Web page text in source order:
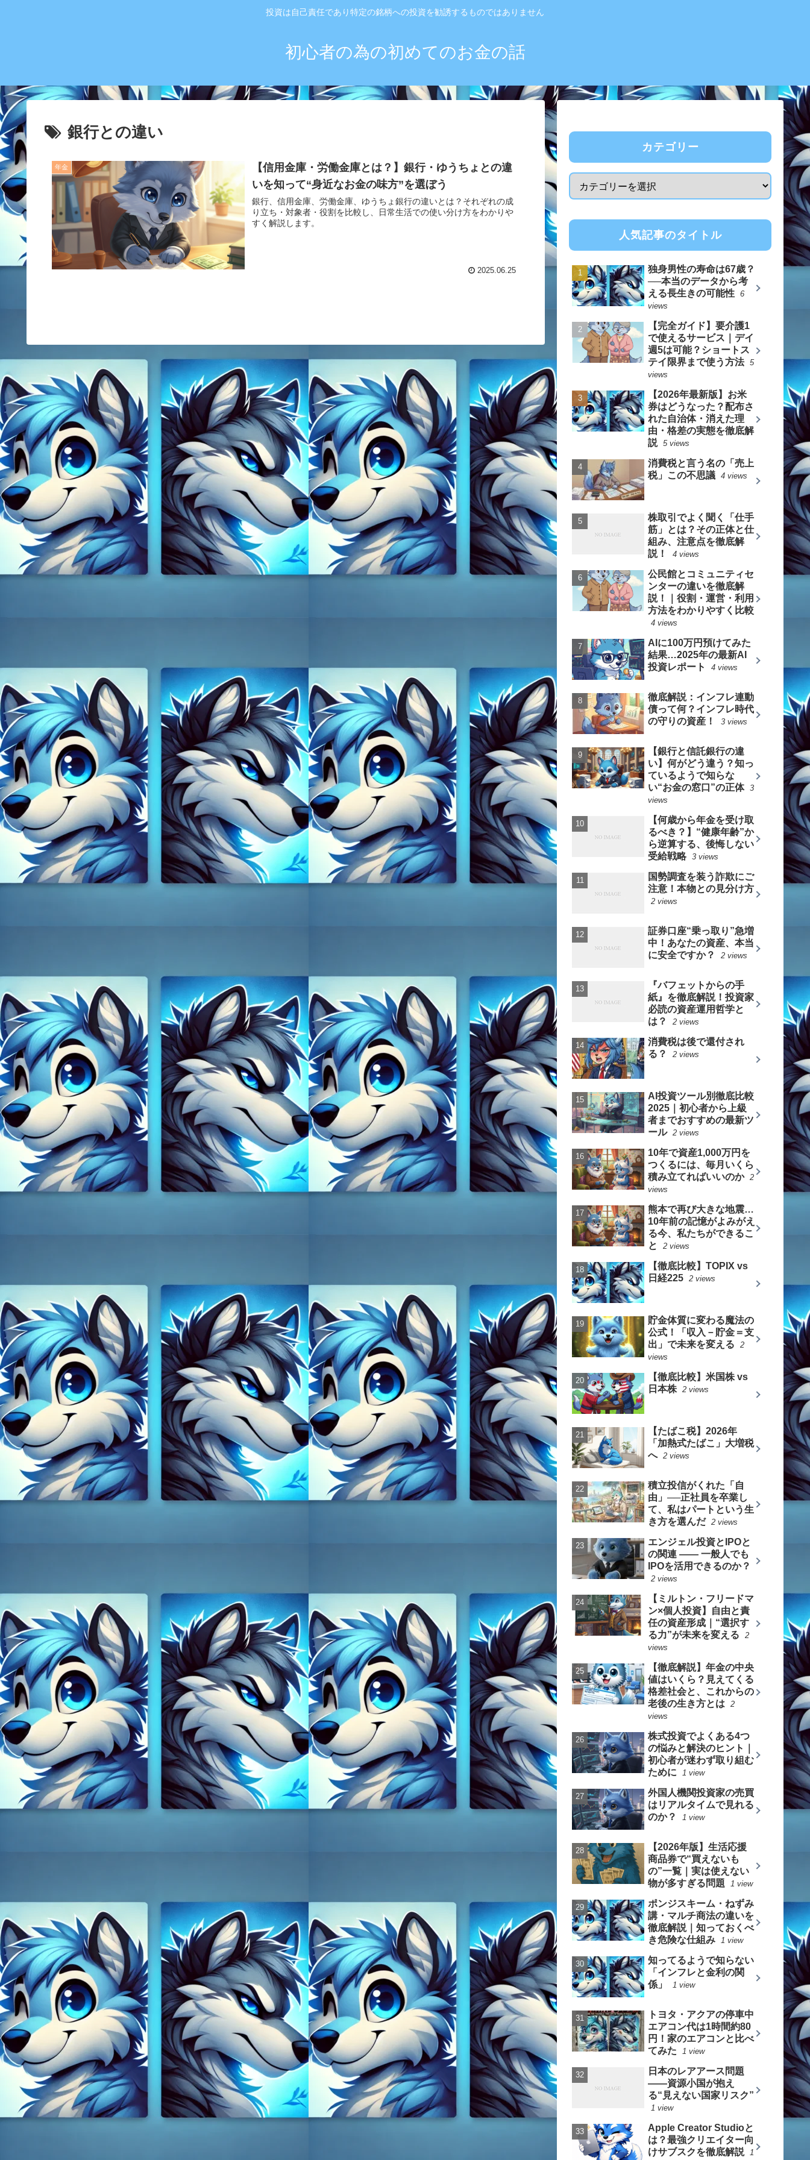
投資は自己責任であり特定の銘柄への投資を勧誘するものではありません
初心者の為の初めてのお金の話
銀行との違い
年金
【信用金庫・労働金庫とは？】銀行・ゆうちょとの違
いを知って“身近なお金の味方”を選ぼう
銀行、信用金庫、労働金庫、ゆうちょ銀行の違いとは？それぞれの成
り立ち・対象者・役割を比較し、日常生活での使い分け方をわかりや
すく解説します。
2025.06.25
カテゴリー
人気記事のタイトル
独身男性の寿命は67歳？
──本当のデータから考
える長生きの可能性 6
views
【完全ガイド】要介護1
で使えるサービス｜デイ
週5は可能？ショートス
テイ限界まで使う方法 5
views
【2026年最新版】お米
券はどうなった？配布さ
れた自治体・消えた理
由・格差の実態を徹底解
説 5 views
消費税と言う名の「売上
税」この不思議 4 views
株取引でよく聞く「仕手
筋」とは？その正体と仕
組み、注意点を徹底解
説！
4 views
公民館とコミュニティセ
ンターの違いを徹底解
説！｜役割・運営・利用
方法をわかりやすく比較
4 views
AIに100万円預けてみた
結果…2025年の最新AI
投資レポート
4 views
徹底解説：インフレ連動
債って何？インフレ時代
の守りの資産！
3 views
【銀行と信託銀行の違
い】何がどう違う？知っ
ているようで知らな
い“お金の窓口”の正体 3
views
【何歳から年金を受け取
るべき？】“健康年齢”か
ら逆算する、後悔しない
受給戦略 3 views
国勢調査を装う詐欺にご
注意！本物との見分け方
2 views
証券口座“乗っ取り”急増
中！あなたの資産、本当
に安全ですか？
2 views
『バフェットからの手
紙』を徹底解説！投資家
必読の資産運用哲学と
は？
2 views
消費税は後で還付され
る？
2 views
AI投資ツール別徹底比較
2025｜初心者から上級
者までおすすめの最新ツ
ール 2 views
10年で資産1,000万円を
つくるには、毎月いくら
積み立てればいいのか 2
views
熊本で再び大きな地震…
10年前の記憶がよみがえ
る今、私たちができるこ
と
2 views
【徹底比較】TOPIX vs
日経225 2 views
貯金体質に変わる魔法の
公式！「収入－貯金＝支
出」で未来を変える
2
views
【徹底比較】米国株 vs
日本株 2 views
【たばこ税】2026年
「加熱式たばこ」大増税
へ 2 views
積立投信がくれた「自
由」──正社員を卒業し
て、私はパートという生
き方を選んだ 2 views
エンジェル投資とIPOと
の関連 —— 一般人でも
IPOを活用できるのか？
2 views
【ミルトン・フリードマ
ン×個人投資】自由と責
任の資産形成｜“選択す
る力”が未来を変える
2
views
【徹底解説】年金の中央
値はいくら？見えてくる
格差社会と、これからの
老後の生き方とは
2
views
株式投資でよくある4つ
の悩みと解決のヒント｜
初心者が迷わず取り組む
ために
1 view
外国人機関投資家の売買
はリアルタイムで見れる
のか？
1 view
【2026年版】生活応援
商品券で“買えないも
の”一覧｜実は使えない
物が多すぎる問題
1 view
ポンジスキーム・ねずみ
講・マルチ商法の違いを
徹底解説｜知っておくべ
き危険な仕組み
1 view
知ってるようで知らない
「インフレと金利の関
係」
1 view
トヨタ・アクアの停車中
エアコン代は1時間約80
円！家のエアコンと比べ
てみた
1 view
日本のレアアース問題
――資源小国が抱え
る“見えない国家リスク”
1 view
Apple Creator Studioと
は？最強クリエイター向
けサブスクを徹底解説
1